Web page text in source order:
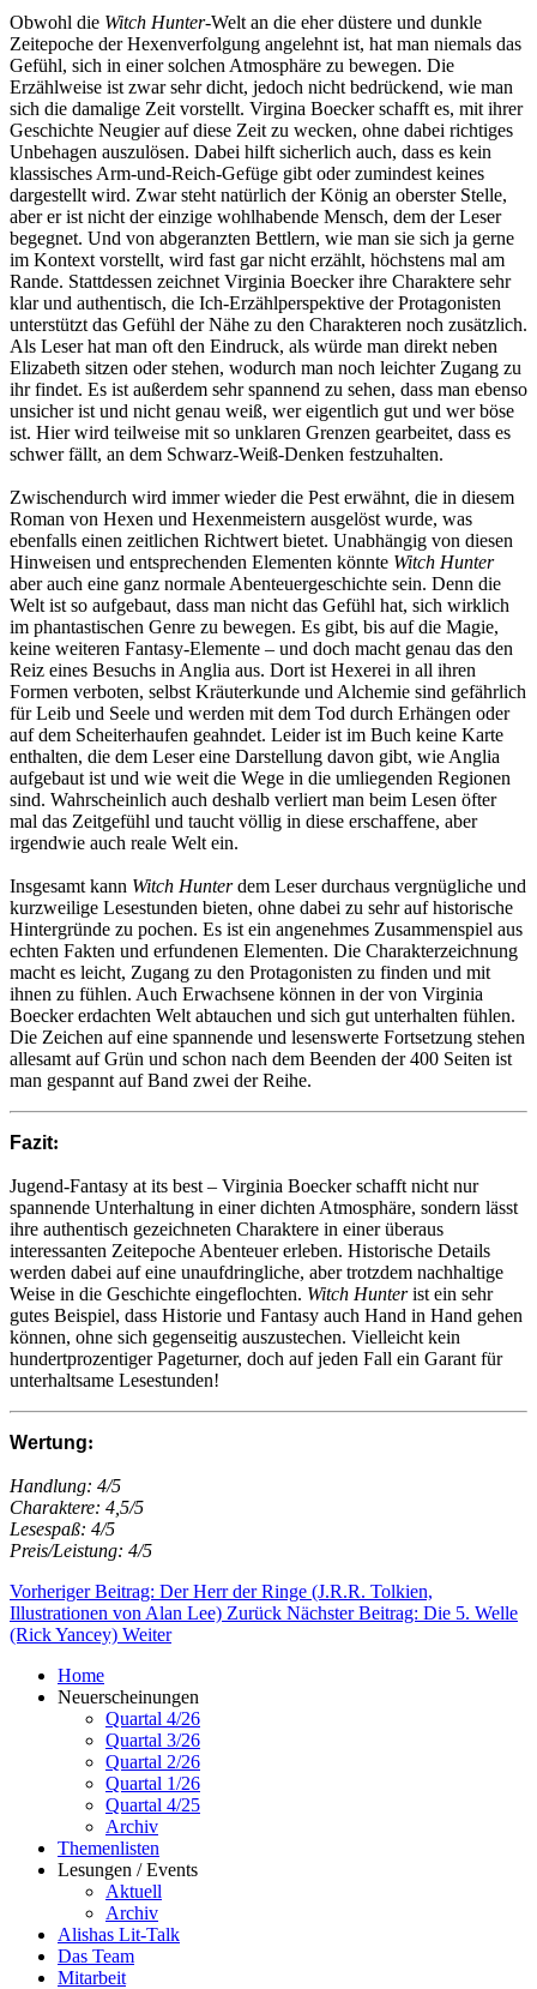
Obwohl die Witch Hunter-Welt an die eher düstere und dunkle
Zeitepoche der Hexenverfolgung angelehnt ist, hat man niemals das
Gefühl, sich in einer solchen Atmosphäre zu bewegen. Die
Erzählweise ist zwar sehr dicht, jedoch nicht bedrückend, wie man
sich die damalige Zeit vorstellt. Virgina Boecker schafft es, mit ihrer
Geschichte Neugier auf diese Zeit zu wecken, ohne dabei richtiges
Unbehagen auszulösen. Dabei hilft sicherlich auch, dass es kein
klassisches Arm-und-Reich-Gefüge gibt oder zumindest keines
dargestellt wird. Zwar steht natürlich der König an oberster Stelle,
aber er ist nicht der einzige wohlhabende Mensch, dem der Leser
begegnet. Und von abgeranzten Bettlern, wie man sie sich ja gerne
im Kontext vorstellt, wird fast gar nicht erzählt, höchstens mal am
Rande. Stattdessen zeichnet Virginia Boecker ihre Charaktere sehr
klar und authentisch, die Ich-Erzählperspektive der Protagonisten
unterstützt das Gefühl der Nähe zu den Charakteren noch zusätzlich.
Als Leser hat man oft den Eindruck, als würde man direkt neben
Elizabeth sitzen oder stehen, wodurch man noch leichter Zugang zu
ihr findet. Es ist außerdem sehr spannend zu sehen, dass man ebenso
unsicher ist und nicht genau weiß, wer eigentlich gut und wer böse
ist. Hier wird teilweise mit so unklaren Grenzen gearbeitet, dass es
schwer fällt, an dem Schwarz-Weiß-Denken festzuhalten.
Zwischendurch wird immer wieder die Pest erwähnt, die in diesem
Roman von Hexen und Hexenmeistern ausgelöst wurde, was
ebenfalls einen zeitlichen Richtwert bietet. Unabhängig von diesen
Hinweisen und entsprechenden Elementen könnte Witch Hunter
aber auch eine ganz normale Abenteuergeschichte sein. Denn die
Welt ist so aufgebaut, dass man nicht das Gefühl hat, sich wirklich
im phantastischen Genre zu bewegen. Es gibt, bis auf die Magie,
keine weiteren Fantasy-Elemente – und doch macht genau das den
Reiz eines Besuchs in Anglia aus. Dort ist Hexerei in all ihren
Formen verboten, selbst Kräuterkunde und Alchemie sind gefährlich
für Leib und Seele und werden mit dem Tod durch Erhängen oder
auf dem Scheiterhaufen geahndet. Leider ist im Buch keine Karte
enthalten, die dem Leser eine Darstellung davon gibt, wie Anglia
aufgebaut ist und wie weit die Wege in die umliegenden Regionen
sind. Wahrscheinlich auch deshalb verliert man beim Lesen öfter
mal das Zeitgefühl und taucht völlig in diese erschaffene, aber
irgendwie auch reale Welt ein.
Insgesamt kann Witch Hunterdem Leser durchaus vergnügliche und
kurzweilige Lesestunden bieten, ohne dabei zu sehr auf historische
Hintergründe zu pochen. Es ist ein angenehmes Zusammenspiel aus
echten Fakten und erfundenen Elementen. Die Charakterzeichnung
macht es leicht, Zugang zu den Protagonisten zu finden und mit
ihnen zu fühlen. Auch Erwachsene können in der von Virginia
Boecker erdachten Welt abtauchen und sich gut unterhalten fühlen.
Die Zeichen auf eine spannende und lesenswerte Fortsetzung stehen
allesamt auf Grün und schon nach dem Beenden der 400 Seiten ist
man gespannt auf Band zwei der Reihe.
Fazit:
Jugend-Fantasy at its best – Virginia Boecker schafft nicht nur
spannende Unterhaltung in einer dichten Atmosphäre, sondern lässt
ihre authentisch gezeichneten Charaktere in einer überaus
interessanten Zeitepoche Abenteuer erleben. Historische Details
werden dabei auf eine unaufdringliche, aber trotzdem nachhaltige
Weise in die Geschichte eingeflochten. Witch Hunterist ein sehr
gutes Beispiel, dass Historie und Fantasy auch Hand in Hand gehen
können, ohne sich gegenseitig auszustechen. Vielleicht kein
hundertprozentiger Pageturner, doch auf jeden Fall ein Garant für
unterhaltsame Lesestunden!
Wertung:
Handlung: 4/5
Charaktere: 4,5/5
Lesespaß: 4/5
Preis/Leistung: 4/5
Vorheriger Beitrag: Der Herr der Ringe (J.R.R. Tolkien,
Illustrationen von Alan Lee) Zurück Nächster Beitrag: Die 5. Welle
(Rick Yancey) Weiter
Home
Neuerscheinungen
Quartal 4/26
Quartal 3/26
Quartal 2/26
Quartal 1/26
Quartal 4/25
Archiv
Themenlisten
Lesungen / Events
Aktuell
Archiv
Alishas Lit-Talk
Das Team
Mitarbeit